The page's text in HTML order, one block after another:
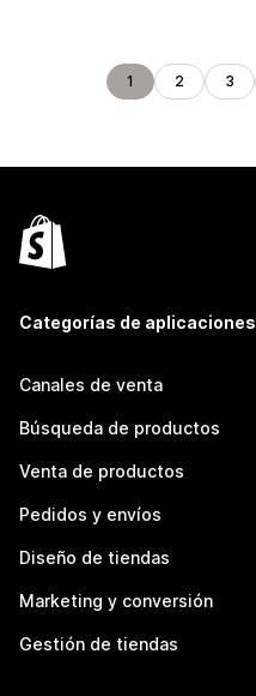
1 2 3
Categorías de aplicaciones
Canales de venta
Búsqueda de productos
Venta de productos
Pedidos y envíos
Diseño de tiendas
Marketing y conversión
Gestión de tiendas